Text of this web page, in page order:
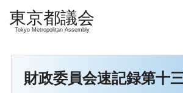
Tokyo Metropolitan Assembly
財政委員会速記録第十